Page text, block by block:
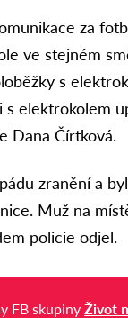
za
ve stejném
s
elektrokolem
Dana Čírtková.
zranění a
Muž na
policie odjel.
FB skupinyŽivot